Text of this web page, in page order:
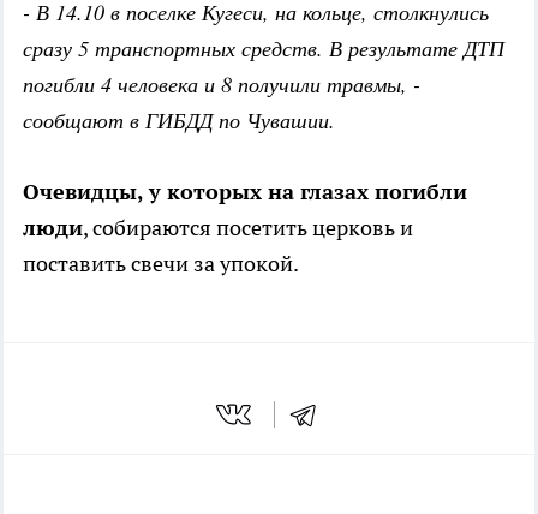
- В 14.10 в поселке Кугеси, на кольце, столкнулись
сразу 5 транспортных средств. В результате ДТП
погибли 4 человека и 8 получили травмы, -
сообщают в ГИБДД по Чувашии.
Очевидцы, у которых на глазах погибли
люди, собираются посетить церковь и
поставить свечи за упокой.